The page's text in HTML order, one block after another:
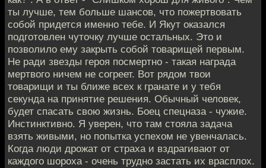
ты лучше, тем больше шансов, что пожертвовать
собой придется именно тебе. И Якут оказался
подготовлен чуточку лучше остальных. Это и
позволило ему закрыть собой товарищей первым.
Не ради звезды героя посмертно - такая награда
мертвого ничем не согреет. Вот рядом твои
товарищи и ты ближе всех к гранате и у тебя
секунда на принятие решения. Обычный человек,
будет спасать свою жизнь. Боец спецназа - чужие.
Инстинктивно. Я уверен, что там стояла задача
взять живыми, но попытка успехом не увенчалась.
Когда люди дрожат от страха и вздрагивают от
каждого шороха - очень трудно застать их врасплох.